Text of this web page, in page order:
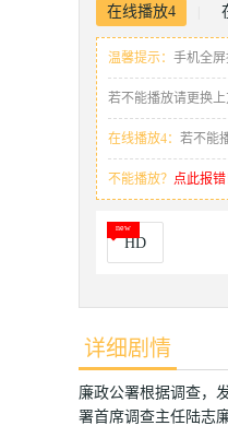
在线播放4
温馨提示： 手机全屏
若不能播放请更换上
在线播放4： 若不能
不能播放？ 点此报错
HD
详细剧情
廉政公署根据调查，
署首席调查主任陆志